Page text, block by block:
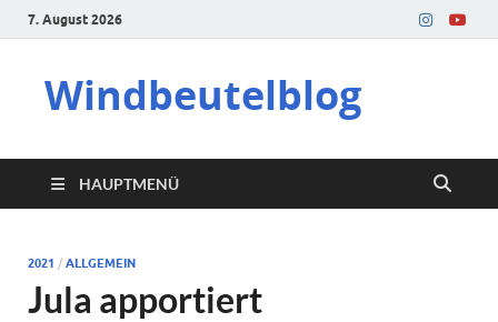
7. August 2026
Windbeutelblog
HAUPTMENÜ
2021 / ALLGEMEIN
Jula apportiert